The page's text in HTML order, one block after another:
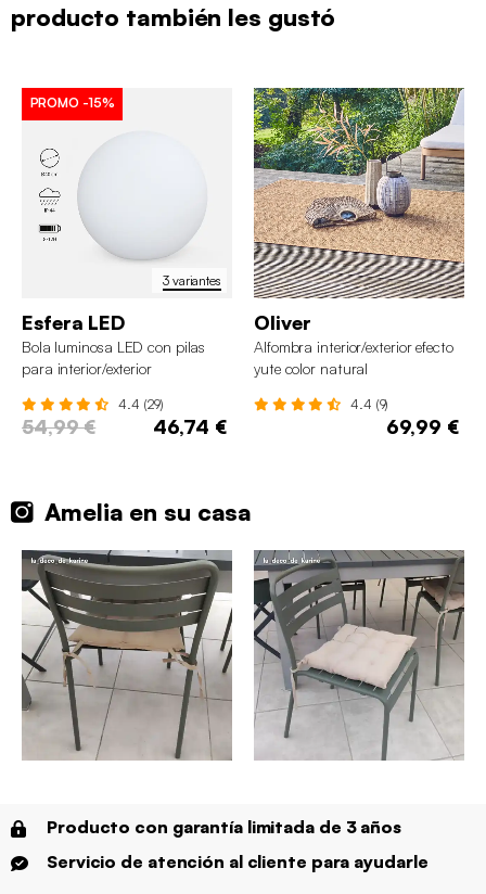
producto también les gustó
3 variantes
PROMO -15%
Esfera LED
Bola luminosa LED con pilas
para interior/exterior
4.4 (29)
54,99 € 46,74 €
Oliver
Alfombra interior/exterior efecto
yute color natural
4.4 (9)
69,99 €
Amelia en su casa
Producto con garantía limitada de 3 años
Servicio de atención al cliente para ayudarle